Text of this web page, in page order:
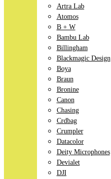
Artra Lab
Atomos
B + W
Bambu Lab
Billingham
Blackmagic Design
Boya
Braun
Bronine
Canon
Chasing
Crdbag
Crumpler
Datacolor
Deity Microphones
Devialet
DJI